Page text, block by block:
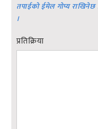
तपाईको ईमेल गोप्य
।
प्रतिक्रिया